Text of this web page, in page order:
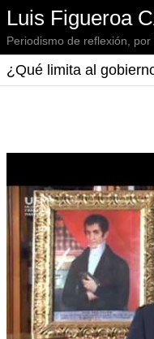
Luis Figueroa
Periodismo de reflexión,
¿Qué limita al